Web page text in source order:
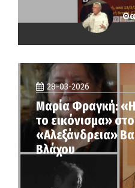
28-03-2026
Μαρία Φραγκή:
το εικόνισμα»
«Αλεξάνδρεια»
Βλάχου